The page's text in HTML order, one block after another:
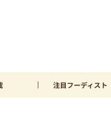
注目フーディスト